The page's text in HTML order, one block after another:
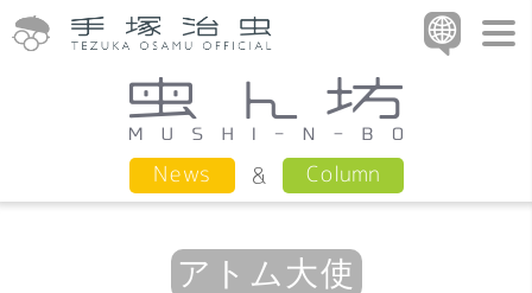
News Column
アトム大使